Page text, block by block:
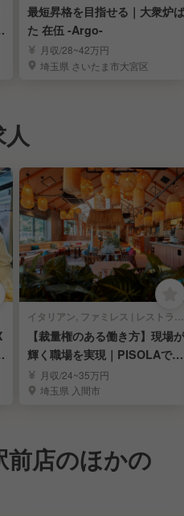
最短昇格を目指せる｜大衆炉ば
た 在伍 -Argo-
月収/28~42万円
埼玉県 さいたま市大宮区
イタリアン, ファミレス | レストランサービス・ホールスタッフ
【裁量権のある働き方】現場が
輝く職場を実現｜PISOLAで店
長候補募集
月収/24~35万円
埼玉県 入間市
前店のほかの